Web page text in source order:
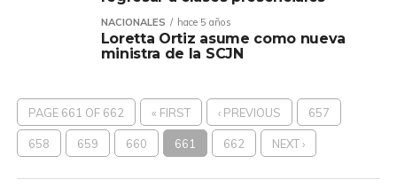
NACIONALES hace 5 años
Loretta Ortiz asume como nueva
ministra de la SCJN
PAGE 661 OF 662 « FIRST ‹ PREVIOUS 657
658 659 660 661 662 NEXT ›